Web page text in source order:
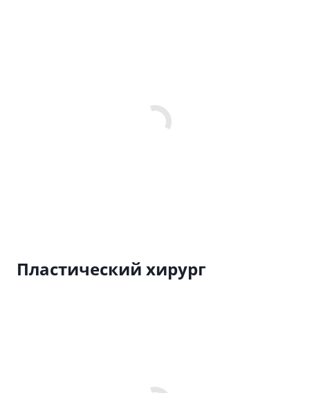
Пластический хирург